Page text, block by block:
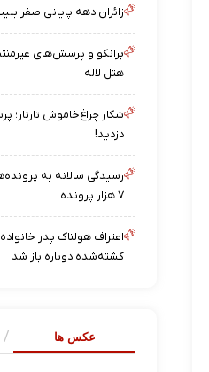
زائران دهه پایانی صفر بلیت برگشت
برانکو و پرسش‌های
هتل لاله
شکار چراغ‌خاموش تارتار؛
دزدید!
رسیدگی سالانه به
۷ هزار پرونده
اعتراف هولناک پدر
کشته‌شده دوباره باز شد
عکس ها